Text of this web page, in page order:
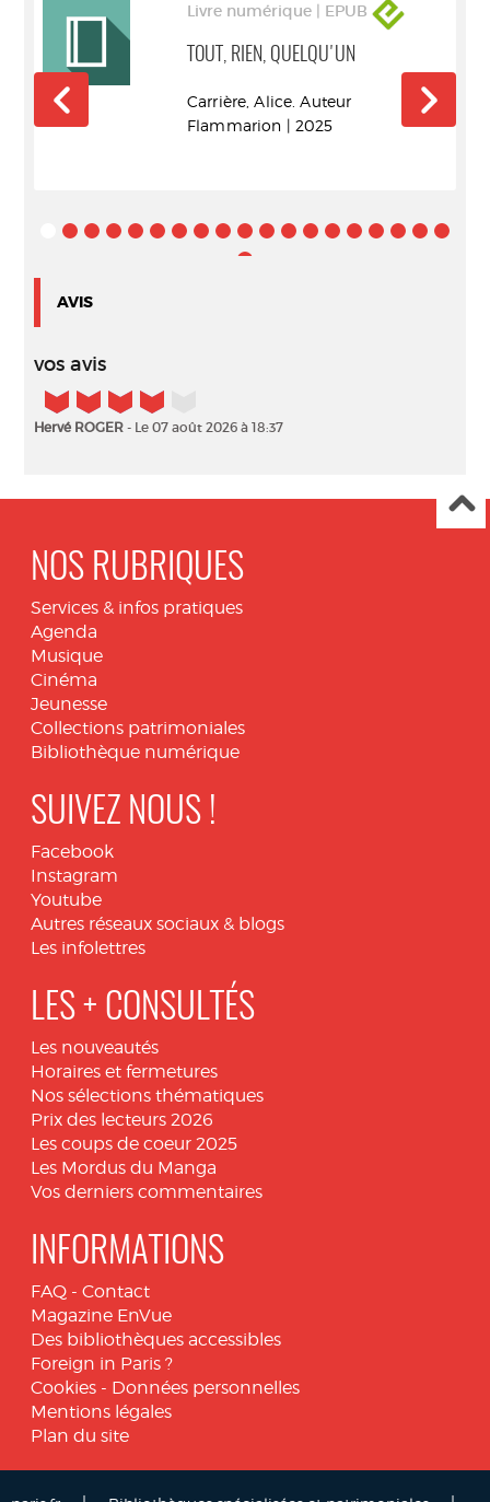
Livre numérique | EPUB
TOUT, RIEN, QUELQU'UN
Carrière, Alice. Auteur
Flammarion | 2025
AVIS
vos avis
4/5
Hervé ROGER - Le 07 août 2026 à 18:37
NOS RUBRIQUES
Services & infos pratiques
Agenda
Musique
Cinéma
Jeunesse
Collections patrimoniales
Bibliothèque numérique
SUIVEZ NOUS !
Facebook
Instagram
Youtube
Autres réseaux sociaux & blogs
Les infolettres
LES + CONSULTÉS
Les nouveautés
Horaires et fermetures
Nos sélections thématiques
Prix des lecteurs 2026
Les coups de coeur 2025
Les Mordus du Manga
Vos derniers commentaires
INFORMATIONS
FAQ - Contact
Magazine EnVue
Des bibliothèques accessibles
Foreign in Paris ?
Cookies - Données personnelles
Mentions légales
Plan du site